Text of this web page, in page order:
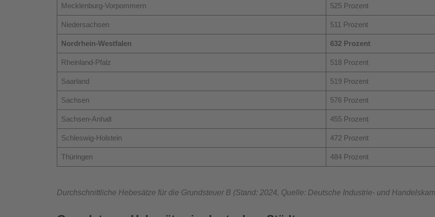
Mecklenburg-Vorpommern 525 Prozent
Niedersachsen 511 Prozent
Nordrhein-Westfalen 632 Prozent
Rheinland-Pfalz 518 Prozent
Saarland 519 Prozent
Sachsen 576 Prozent
Sachsen-Anhalt 455 Prozent
Schleswig-Holstein 472 Prozent
Thüringen 484 Prozent
Durchschnittliche Hebesätze für die Grundsteuer B (Stand: 2024, Quelle: Deutsche Industrie- und